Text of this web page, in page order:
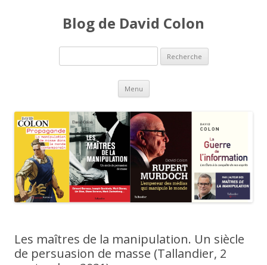
Blog de David Colon
Menu Aller au contenu principal
Les maîtres de la manipulation. Un siècle
de persuasion de masse (Tallandier, 2